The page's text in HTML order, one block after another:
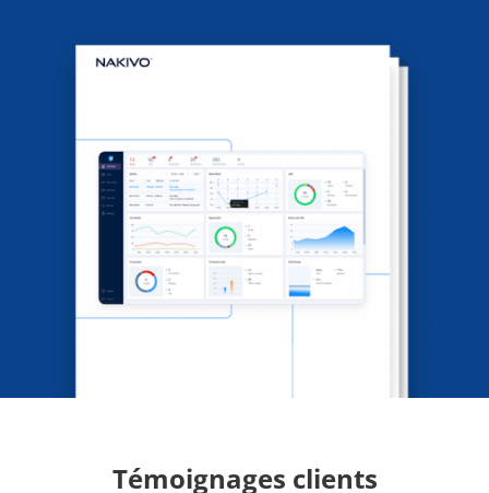
Témoignages clients